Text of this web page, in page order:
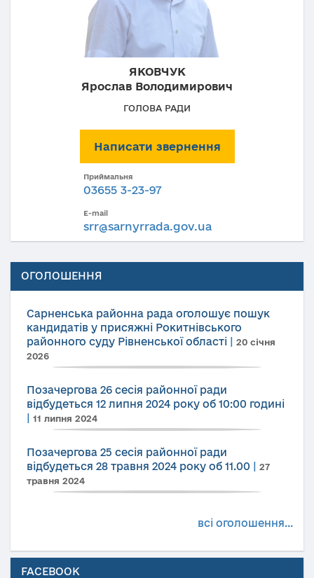
ЯКОВЧУК
Ярослав Володимирович
ГОЛОВА РАДИ
Написати звернення
Приймальня
03655 3-23-97
E-mail
srr@sarnyrrada.gov.ua
ОГОЛОШЕННЯ
Сарненська районна рада оголошує пошук
кандидатів у присяжні Рокитнівського
районного суду Рівненської області
20 січня
2026
Позачергова 26 сесія районної ради
відбудеться 12 липня 2024 року об 10:00 годині
11 липня 2024
Позачергова 25 сесія районної ради
відбудеться 28 травня 2024 року об 11.00
27
травня 2024
всі оголошення...
FACEBOOK